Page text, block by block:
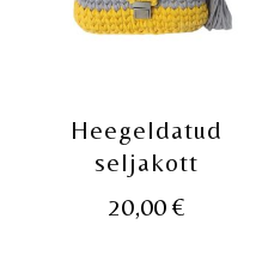
Heegeldatud
seljakott
20,00€